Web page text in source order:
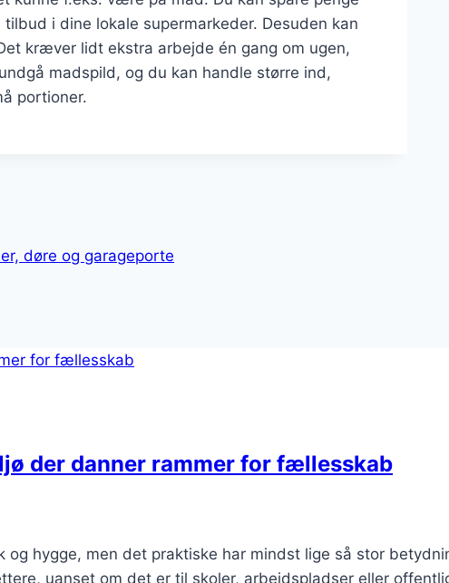
i dine lokale supermarkeder. Desuden kan
kræver lidt ekstra arbejde én gang om ugen,
madspild, og du kan handle større ind,
portioner.
døre og garageporte
der danner rammer for fællesskab
hygge, men det praktiske har mindst lige så stor
uanset om det er til skoler, arbejdspladser eller